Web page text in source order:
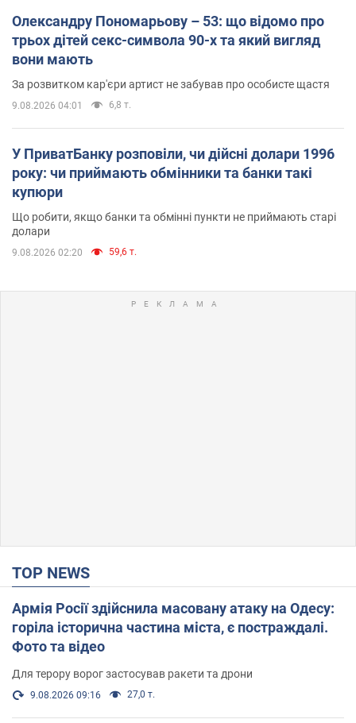
Олександру Пономарьову – 53: що відомо про
трьох дітей секс-символа 90-х та який вигляд
вони мають
За розвитком кар'єри артист не забував про особисте щастя
9.08.2026 04:01 6,8 т.
У ПриватБанку розповіли, чи дійсні долари 1996
року: чи приймають обмінники та банки такі
купюри
Що робити, якщо банки та обмінні пункти не приймають старі
долари
9.08.2026 02:20 59,6 т.
TOP NEWS
Армія Росії здійснила масовану атаку на Одесу:
горіла історична частина міста, є постраждалі.
Фото та відео
Для терору ворог застосував ракети та дрони
9.08.2026 09:16 27,0 т.